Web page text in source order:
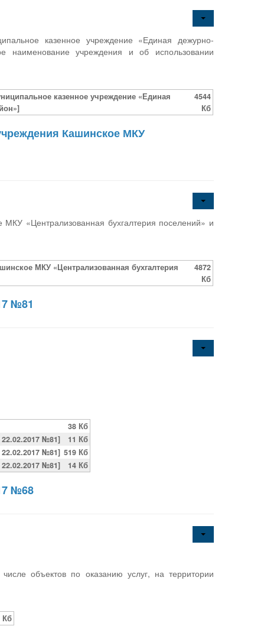
казенное учреждение «Единая дежурно-
наименование учреждения и об использовании
казенное учреждение «Единая
4544
Кб
Кашинское МКУ
МКУ «Централизованная бухгалтерия поселений» и
МКУ «Централизованная бухгалтерия
4872
Кб
№81
38 Кб
№81]
11 Кб
№81] 519 Кб
№81] 14 Кб
№68
объектов по оказанию услуг, на территории
Кб